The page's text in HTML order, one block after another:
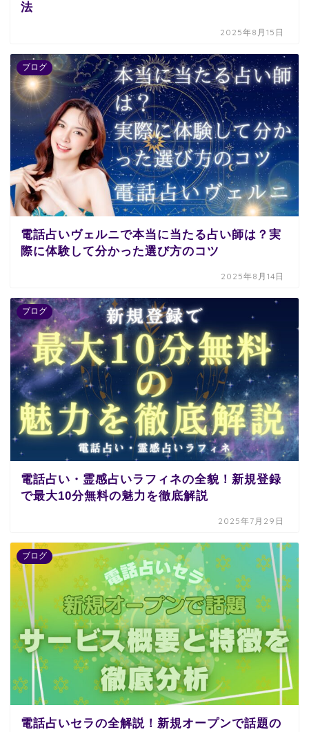
法
2025年8月15日
ブログ
電話占いヴェルニで本当に当たる占い師は？実
際に体験して分かった選び方のコツ
2025年8月14日
ブログ
電話占い・霊感占いラフィネの全貌！新規登録
で最大10分無料の魅力を徹底解説
2025年7月29日
ブログ
電話占いセラの全解説！新規オープンで話題の